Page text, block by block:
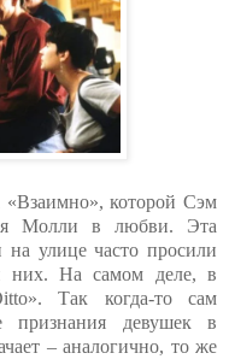
которой Сэм
Молли в любви. Эта
на улице часто просили
них. На самом деле, в
Так когда-то сам
признания девушек в
– аналогично, то же